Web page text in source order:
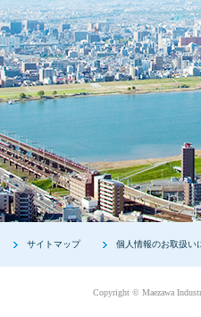
サイトマップ 個人情報のお取扱い
Copyright © Maezawa